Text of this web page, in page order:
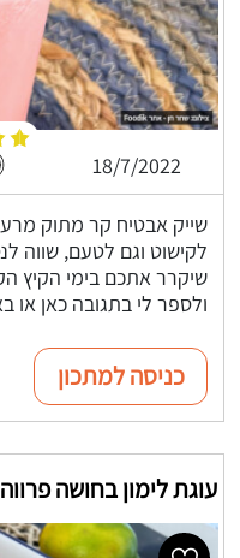
18/7/2022
שייק אבטיח קר מתוק
לקישוט וגם לטעם, שווה
שיקרר אתכם בימי הקיץ
ולספר לי בתגובה כאן או
כניסה למתכון
עוגת לימון בחושה פרווה